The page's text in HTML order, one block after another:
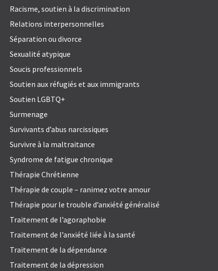
Racisme, soutien à la discrimination
Relations interpersonnelles
Séparation ou divorce
Sexualité atypique
Soucis professionnels
Soutien aux réfugiés et aux immigrants
Soutien LGBTQ+
Surmenage
Survivants d’abus narcissiques
Survivre à la maltraitance
Syndrome de fatigue chronique
Thérapie Chrétienne
Thérapie de couple – ranimez votre amour
Thérapie pour le trouble d’anxiété généralisé
Traitement de l’agoraphobie
Traitement de l’anxiété liée à la santé
Traitement de la dépendance
Traitement de la dépression